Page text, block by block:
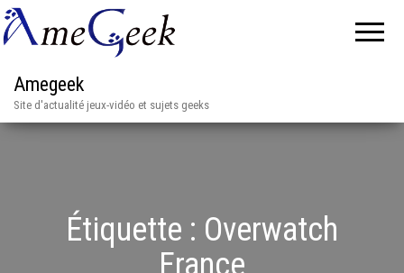
Amegeek
Site d'actualité jeux-vidéo et sujets geeks
Étiquette : Overwatch
France